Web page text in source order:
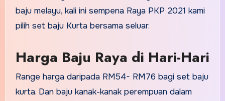
baju melayu, kali ini sempena Raya PKP 2021 kami
pilih set baju Kurta bersama seluar.
Harga Baju Raya di Hari-Hari
Range harga daripada RM54- RM76 bagi set baju
kurta. Dan baju kanak-kanak perempuan dalam